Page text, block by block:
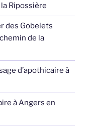
Ripossière
des Gobelets
de la
d’apothicaire à
à Angers en